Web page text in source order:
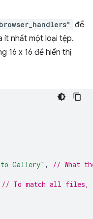
để
ít nhất một loại tệp.
16 x 16 để hiển thị
to Gallery" ,
// What
// To match all files,